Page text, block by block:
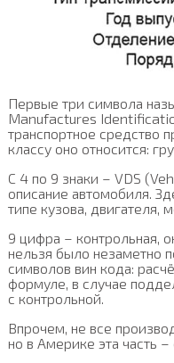
Первые три символа
Manufactures
транспортное средство
классу оно относится:
С 4 по 9 знаки – VDS
описание автомобиля.
типе кузова, двигателя,
9 цифра – контрольная,
нельзя было незаметно
символов вин кода:
формуле, в случае
с контрольной.
Впрочем, не все
но в Америке эта часть –